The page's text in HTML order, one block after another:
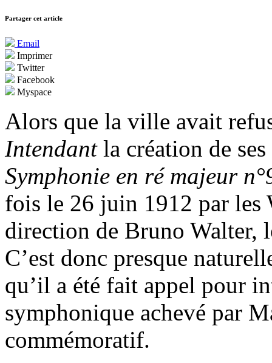
Partager cet article
Email
Imprimer
Twitter
Facebook
Myspace
Alors que la ville avait
Intendantla création de
Symphonie en ré majeur
fois le 26 juin 1912 par les
direction de Bruno Walter,
C’est donc presque
qu’il a été fait appel pour
symphonique achevé par
commémoratif.